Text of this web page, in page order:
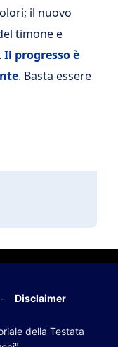
il nuovo
timone e
Il progresso è
. Basta essere
Disclaimer
della Testata